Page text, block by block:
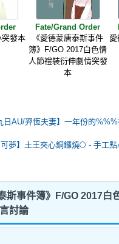
突發本
Fate/Grand Order
《愛德蒙唐泰斯事件
簿》F/GO 2017白色情
人節禮裝衍伸劇情突發
本
日AU/羿恆夫妻】一年份的
可夢】土王夾心銅鑼燒🌕 - 手工
斯事件簿》F/GO 2017白
討論